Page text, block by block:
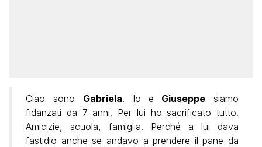
Ciao sono Gabriela. Io e Giuseppe siamo
fidanzati da 7 anni. Per lui ho sacrificato tutto.
Amicizie, scuola, famiglia. Perché a lui dava
fastidio anche se andavo a prendere il pane da